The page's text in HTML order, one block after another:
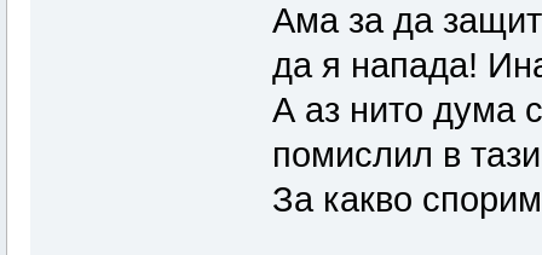
Ама за да
да я напада!
А аз нито дума
помислил в
За какво